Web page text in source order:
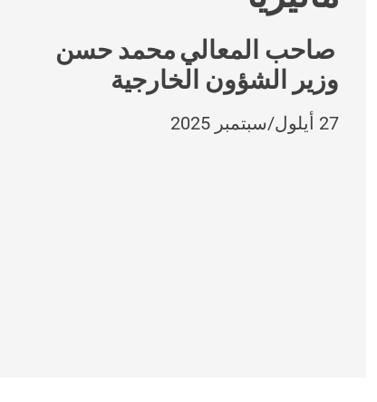
صاحب المعاليمحمد حسن
وزير الشؤون الخارجية
27 أيلول/سبتمبر 2025